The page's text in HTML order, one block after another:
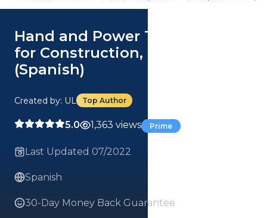
Hand and Power Tool Safety
for Construction, Parts 1-2
(Spanish)
Created by: UL Top Author
5.0 1,363 views Prime
Last Updated 07/2022
Spanish
30-Day Money Back Guarantee